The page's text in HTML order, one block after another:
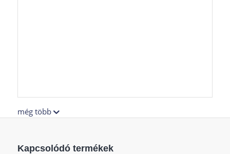
még több
Kapcsolódó termékek